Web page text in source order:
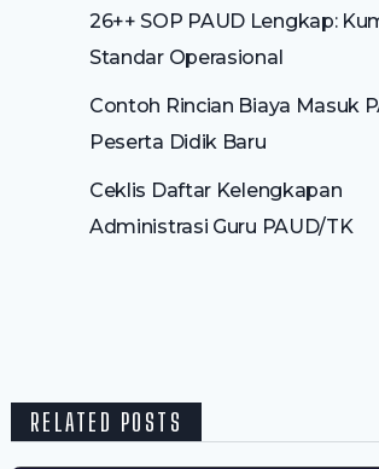
26++ SOP PAUD Lengkap:
Standar Operasional
Contoh Rincian Biaya Masuk
Peserta Didik Baru
Ceklis Daftar Kelengkapan
Administrasi Guru PAUD/TK
RELATED POSTS